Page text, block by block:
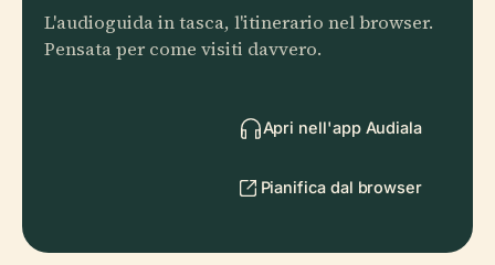
L'audioguida in tasca, l'itinerario nel browser.
Pensata per come visiti davvero.
Apri nell'app Audiala
Pianifica dal browser